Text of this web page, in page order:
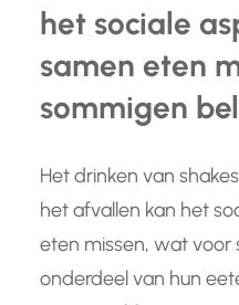
het sociale
samen eten
sommigen
Het drinken van
het afvallen kan het
eten missen, wat
onderdeel van hun